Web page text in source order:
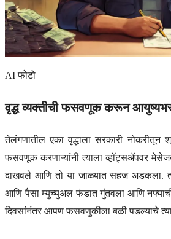
AI फोटो
वृद्ध व्यक्तीची फसवणूक करून
तेलंगणातील एका वृद्धाला सरकारी नोकरीतून
फसवणूक करणाऱ्यांनी त्याला व्हॉट्सॲपवर
दाखवले आणि तो या जाळ्यात सहज अडकला.
आणि पैसा म्युच्युअल फंडात गुंतवला आणि नफ्याची
दिवसांनंतर आपण फसवणुकीला बळी पडल्याचे